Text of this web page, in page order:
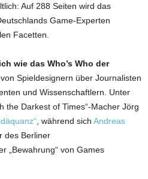
Auf 288 Seiten wird das
Game-Experten
Facetten.
wie das Who’s Who der
Spieldesignern über Journalisten
und Wissenschaftlern. Unter
the Darkest of Times“-Macher Jörg
, während sich Andreas
des Berliner
„Bewahrung“ von Games